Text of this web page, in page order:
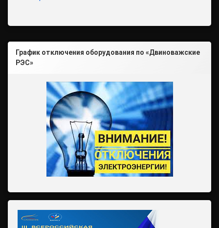
График отключения оборудования по «Двиноважские
РЭС»